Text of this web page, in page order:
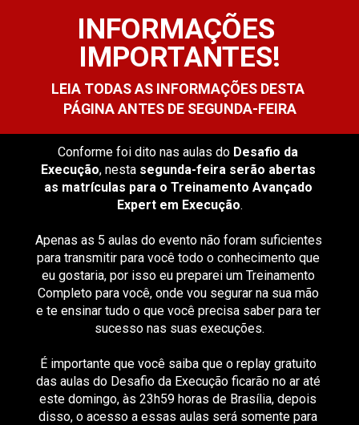
INFORMAÇÕES
IMPORTANTES!
LEIA TODAS AS INFORMAÇÕES DESTA
PÁGINA ANTES DE SEGUNDA-FEIRA
Conforme foi dito nas aulas do Desafio da
Execução, nesta segunda-feira serão abertas
as matrículas para o Treinamento Avançado
Expert em Execução.
Apenas as 5 aulas do evento não foram suficientes
para transmitir para você todo o conhecimento que
eu gostaria, por isso eu preparei um Treinamento
Completo para você, onde vou segurar na sua mão
e te ensinar tudo o que você precisa saber para ter
sucesso nas suas execuções.
É importante que você saiba que o replay gratuito
das aulas do Desafio da Execução ficarão no ar até
este domingo, às 23h59 horas de Brasília, depois
disso, o acesso a essas aulas será somente para